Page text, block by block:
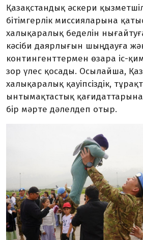
Қазақстандық әскери
бітімгерлік миссияларына
халықаралық беделін
кәсіби даярлығын шыңдауға
контингенттермен өзара іс-
зор үлес қосады. Осылайша,
халықаралық қауіпсіздік,
ынтымақтастық
бір мәрте дәлелдеп отыр.